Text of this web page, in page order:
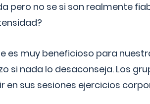
pero no se si son realmente
es muy beneficioso para
si nada lo desaconseja. Los
sus sesiones ejercicios